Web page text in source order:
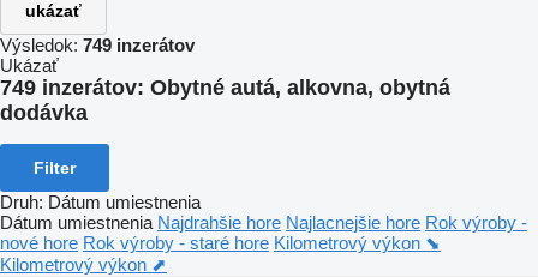
ukázať
Výsledok: 749 inzerátov
Ukázať
749 inzerátov: Obytné autá, alkovna, obytná
dodávka
Filter
Druh: Dátum umiestnenia
Dátum umiestnenia Najdrahšie hore Najlacnejšie hore Rok výroby -
nové hore Rok výroby - staré hore Kilometrový výkon ⬊
Kilometrový výkon ⬈